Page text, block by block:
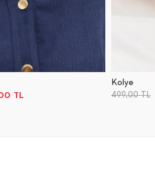
TL
Kolye
499,00TL